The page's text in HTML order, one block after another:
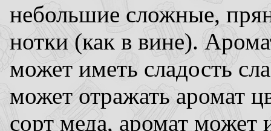
небольшие сложные,
нотки (как в вине).
может иметь сладость
может отражать аромат
сорт меда, аромат может